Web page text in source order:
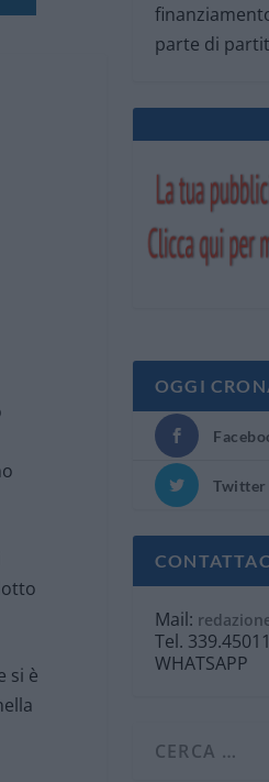
si è
parte di
OGGI
Twitter
Mail:
Tel.
WHATSAPP